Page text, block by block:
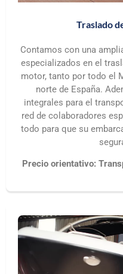
Traslado
Contamos con una
especializados en el
motor, tanto por todo el
norte de España.
integrales para el
red de colaboradores
todo para que su
Precio orientativo: